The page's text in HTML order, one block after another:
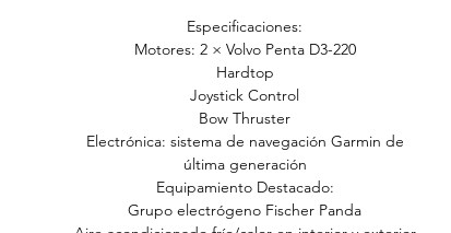
Especificaciones:
Motores: 2 × Volvo Penta D3-220
Hardtop
Joystick Control
Bow Thruster
Electrónica: sistema de navegación Garmin de
última generación
Equipamiento Destacado:
Grupo electrógeno Fischer Panda